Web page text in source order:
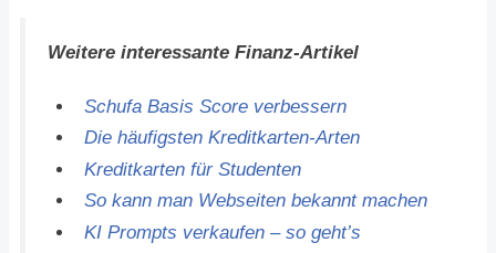
Weitere interessante Finanz-Artikel
Schufa Basis Score verbessern
Die häufigsten Kreditkarten-Arten
Kreditkarten für Studenten
So kann man Webseiten bekannt machen
KI Prompts verkaufen – so geht’s